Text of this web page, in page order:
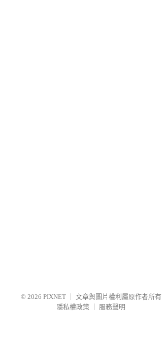
© 2026 PIXNET
文章與圖片權利屬原作者所有
隱私權政策
服務聲明